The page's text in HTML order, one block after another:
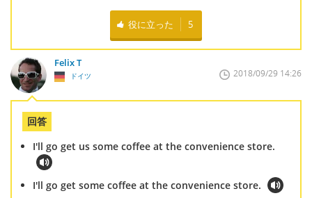
役に立った 5
Felix T
ドイツ 2018/09/29 14:26
回答
I'll go get us some coffee at the convenience store.
I'll go get some coffee at the convenience store.